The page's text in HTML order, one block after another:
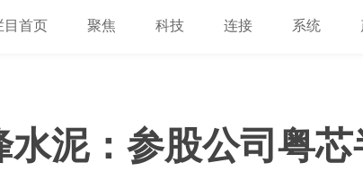
目首页 聚焦 科技 连接 系统
泥：参股公司粤芯